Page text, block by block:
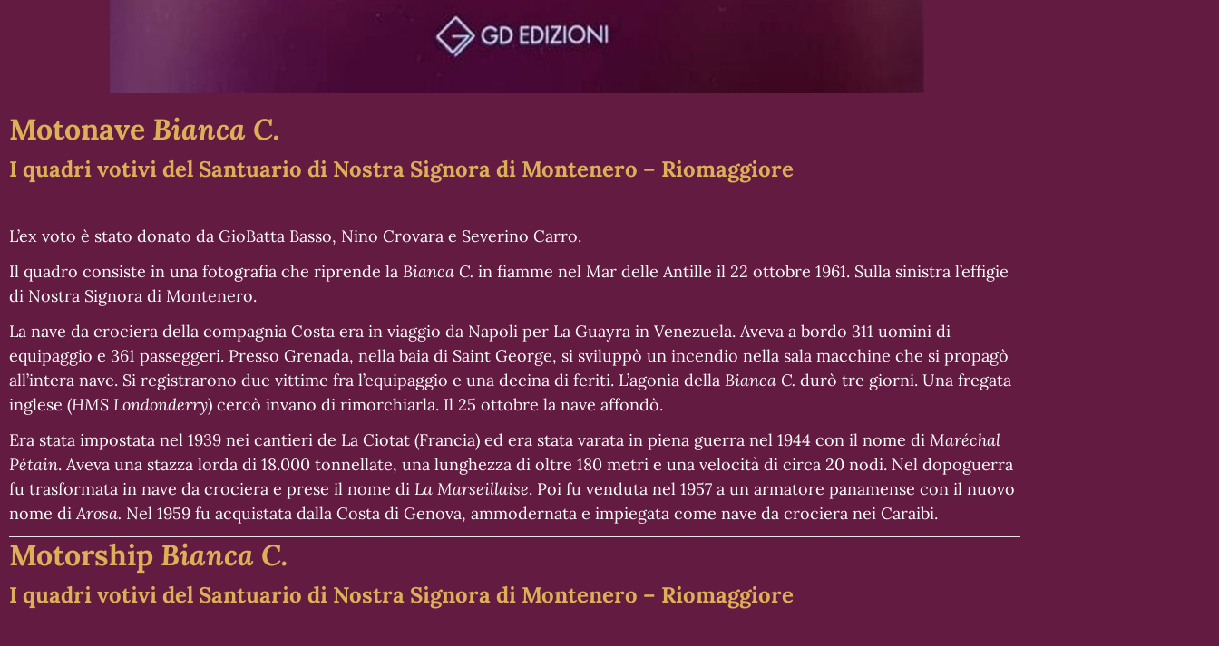
Motonave Bianca C.
I quadri votivi del Santuario di Nostra Signora di Montenero – Riomaggiore
L’ex voto è stato donato da GioBatta Basso, Nino Crovara e Severino Carro.
Il quadro consiste in una fotografia che riprende la Bianca C. in fiamme nel Mar delle Antille il 22 ottobre 1961. Sulla sinistra l’effigie
di Nostra Signora di Montenero.
La nave da crociera della compagnia Costa era in viaggio da Napoli per La Guayra in Venezuela. Aveva a bordo 311 uomini di
equipaggio e 361 passeggeri. Presso Grenada, nella baia di Saint George, si sviluppò un incendio nella sala macchine che si propagò
all’intera nave. Si registrarono due vittime fra l’equipaggio e una decina di feriti. L’agonia della Bianca C. durò tre giorni. Una fregata
inglese (HMS Londonderry) cercò invano di rimorchiarla. Il 25 ottobre la nave affondò.
Era stata impostata nel 1939 nei cantieri de La Ciotat (Francia) ed era stata varata in piena guerra nel 1944 con il nome di Maréchal
Pétain. Aveva una stazza lorda di 18.000 tonnellate, una lunghezza di oltre 180 metri e una velocità di circa 20 nodi. Nel dopoguerra
fu trasformata in nave da crociera e prese il nome di La Marseillaise. Poi fu venduta nel 1957 a un armatore panamense con il nuovo
nome diArosa. Nel 1959 fu acquistata dalla Costa di Genova, ammodernata e impiegata come nave da crociera nei Caraibi.
Motorship Bianca C.
I quadri votivi del Santuario di Nostra Signora di Montenero – Riomaggiore